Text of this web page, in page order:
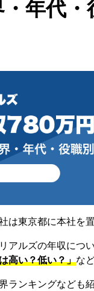
年代・
は東京都に本社を
アルズの年収につい
高い？低い？」な
ランキングなども